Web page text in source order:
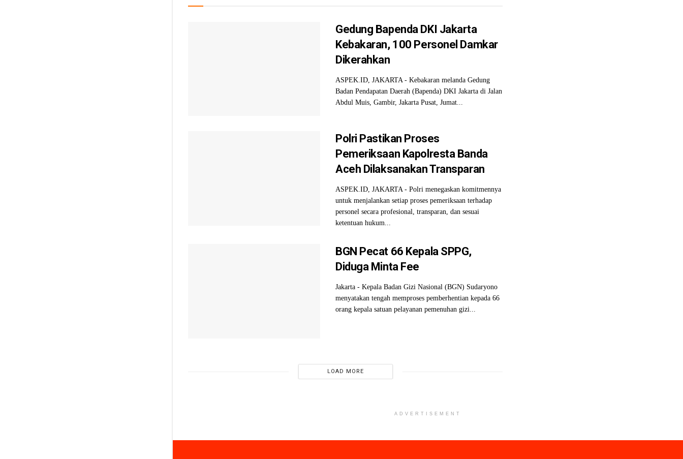
Gedung Bapenda DKI Jakarta
Kebakaran, 100 Personel Damkar
Dikerahkan
ASPEK.ID, JAKARTA - Kebakaran melanda Gedung
Badan Pendapatan Daerah (Bapenda) DKI Jakarta di Jalan
Abdul Muis, Gambir, Jakarta Pusat, Jumat...
Polri Pastikan Proses
Pemeriksaan Kapolresta Banda
Aceh Dilaksanakan Transparan
ASPEK.ID, JAKARTA - Polri menegaskan komitmennya
untuk menjalankan setiap proses pemeriksaan terhadap
personel secara profesional, transparan, dan sesuai
ketentuan hukum...
BGN Pecat 66 Kepala SPPG,
Diduga Minta Fee
Jakarta - Kepala Badan Gizi Nasional (BGN) Sudaryono
menyatakan tengah memproses pemberhentian kepada 66
orang kepala satuan pelayanan pemenuhan gizi...
LOAD MORE
ADVERTISEMENT